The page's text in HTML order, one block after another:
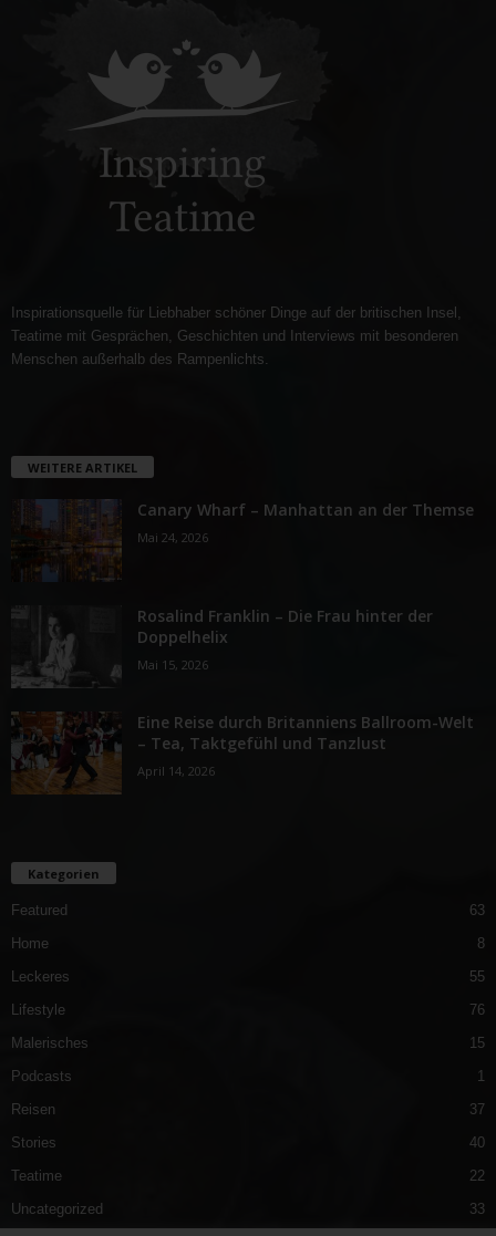
Inspirationsquelle für Liebhaber schöner Dinge auf der britischen Insel,
Teatime mit Gesprächen, Geschichten und Interviews mit besonderen
Menschen außerhalb des Rampenlichts.
WEITERE ARTIKEL
Canary Wharf – Manhattan an der Themse
Mai 24, 2026
Rosalind Franklin – Die Frau hinter der
Doppelhelix
Mai 15, 2026
Eine Reise durch Britanniens Ballroom-Welt
– Tea, Taktgefühl und Tanzlust
April 14, 2026
Kategorien
Featured
63
Home
8
Leckeres
55
Lifestyle
76
Malerisches
15
Podcasts
1
Reisen
37
Stories
40
Teatime
22
Uncategorized
33